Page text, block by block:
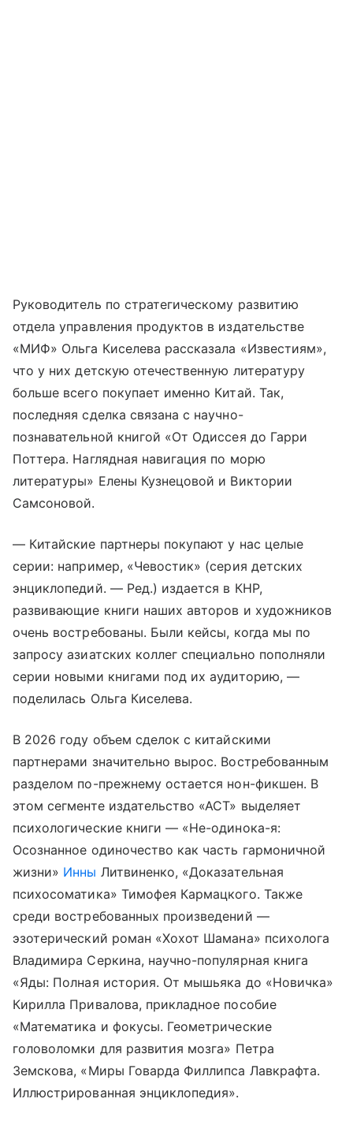
Руководитель по стратегическому развитию
отдела управления продуктов в издательстве
«МИФ» Ольга Киселева рассказала «Известиям»,
что у них детскую отечественную литературу
больше всего покупает именно Китай. Так,
последняя сделка связана с научно-
познавательной книгой «От Одиссея до Гарри
Поттера. Наглядная навигация по морю
литературы» Елены Кузнецовой и Виктории
Самсоновой.
— Китайские партнеры покупают у нас целые
серии: например, «Чевостик» (серия детских
энциклопедий. — Ред.) издается в КНР,
развивающие книги наших авторов и художников
очень востребованы. Были кейсы, когда мы по
запросу азиатских коллег специально пополняли
серии новыми книгами под их аудиторию, —
поделилась Ольга Киселева.
В 2026 году объем сделок с китайскими
партнерами значительно вырос. Востребованным
разделом по-прежнему остается нон-фикшен. В
этом сегменте издательство «АСТ» выделяет
психологические книги — «Не-одинока-я:
Осознанное одиночество как часть гармоничной
жизни» Инны Литвиненко, «Доказательная
психосоматика» Тимофея Кармацкого. Также
среди востребованных произведений —
эзотерический роман «Хохот Шамана» психолога
Владимира Серкина, научно-популярная книга
«Яды: Полная история. От мышьяка до «Новичка»
Кирилла Привалова, прикладное пособие
«Математика и фокусы. Геометрические
головоломки для развития мозга» Петра
Земскова, «Миры Говарда Филлипса Лавкрафта.
Иллюстрированная энциклопедия».